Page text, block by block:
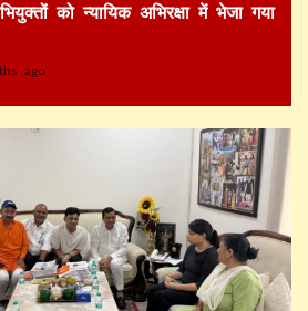
को न्यायिक अभिरक्षा में भेजा गया
ago